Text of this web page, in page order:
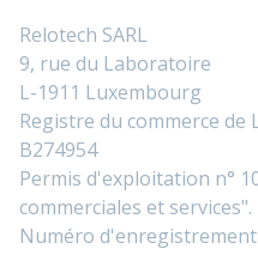
Relotech SARL
9, rue du Laboratoire
L-1911 Luxembourg
Registre du commerce
B274954
Permis d'exploitation n°
commerciales et services".
Numéro d'enregistrement